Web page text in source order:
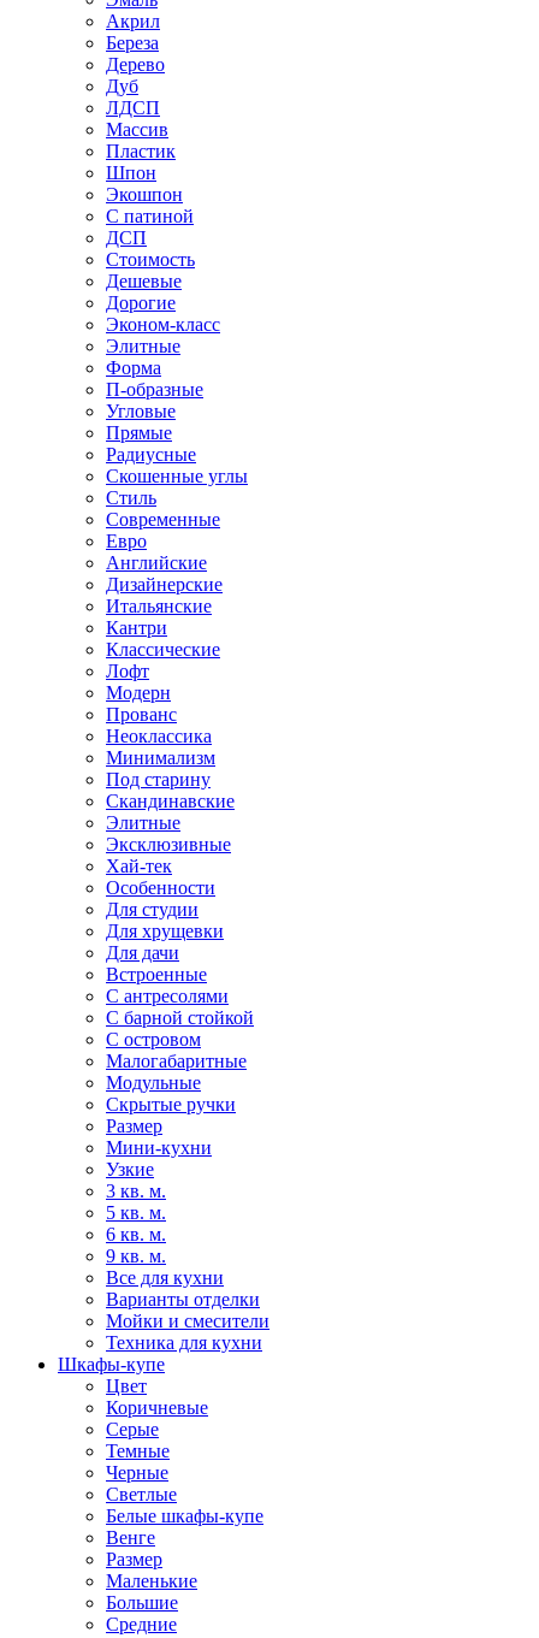
Акрил
Береза
Дерево
Дуб
ЛДСП
Массив
Пластик
Шпон
Экошпон
С патиной
ДСП
Стоимость
Дешевые
Дорогие
Эконом-класс
Элитные
Форма
П-образные
Угловые
Прямые
Радиусные
Скошенные углы
Стиль
Современные
Евро
Английские
Дизайнерские
Итальянские
Кантри
Классические
Лофт
Модерн
Прованс
Неоклассика
Минимализм
Под старину
Скандинавские
Элитные
Эксклюзивные
Хай-тек
Особенности
Для студии
Для хрущевки
Для дачи
Встроенные
С антресолями
С барной стойкой
С островом
Малогабаритные
Модульные
Скрытые ручки
Размер
Мини-кухни
Узкие
3 кв. м.
5 кв. м.
6 кв. м.
9 кв. м.
Все для кухни
Варианты отделки
Мойки и смесители
Техника для кухни
Шкафы-купе
Цвет
Коричневые
Серые
Темные
Черные
Светлые
Белые шкафы-купе
Венге
Размер
Маленькие
Большие
Средние